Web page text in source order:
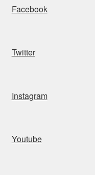
Facebook
Twitter
Instagram
Youtube